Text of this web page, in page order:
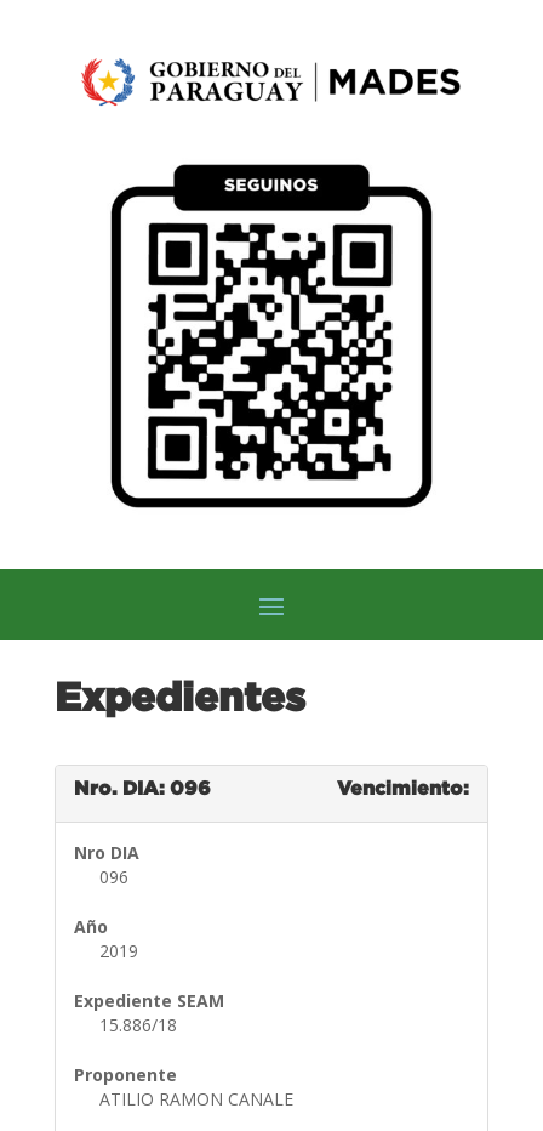
Expedientes
Nro. DIA: 096 Vencimiento:
Nro DIA
096
Año
2019
Expediente SEAM
15.886/18
Proponente
ATILIO RAMON CANALE